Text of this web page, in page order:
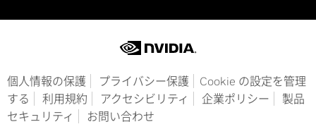
個人情報の保護 プライバシー保護
Cookie の設定を管理
する
利用規約 アクセシビリティ 企業ポリシー
製品
セキュリティ
お問い合わせ